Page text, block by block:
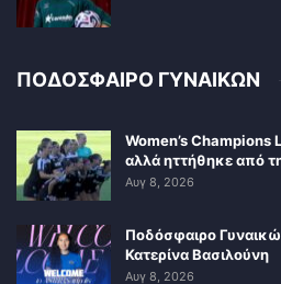
ΠΟΔΟΣΦΑΙΡΟ ΓΥΝΑΙΚΩΝ
Women’s
αλλά ηττήθηκε από
Αυγ 8, 2026
Ποδόσφαιρο
Κατερίνα Βασιλούνη
Αυγ 8, 2026